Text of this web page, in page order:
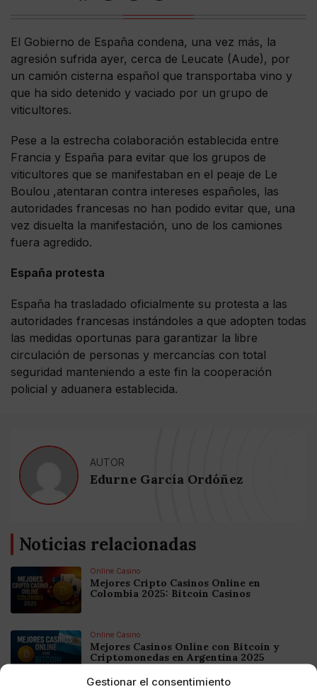
Gestionar el consentimiento
El Gobierno de España condena, una vez más, la
agresión sufrida ayer, cerca de Leucate (Aude), por
un camión cisterna español que transportaba vino y
que ha sido detenido y vaciado por un grupo de
viticultores.
Pese a la estrecha colaboración establecida entre
Francia y España para evitar que los grupos de
viticultores que se manifestaban en el peaje de Le
Boulou ,atentaran contra intereses españoles, las
autoridades francesas no han podido evitar que, una
vez disuelta la manifestación, uno de los camiones
fuera agredido.
España protesta
España ha trasladado oficialmente su protesta a las
autoridades francesas instándoles a que adopten todas
las medidas oportunas para garantizar la libre
circulación de personas y mercancías con total
seguridad manteniendo a este fin la cooperación
policial y aduanera establecida.
AUTOR
Edurne García Ordóñez
Noticias relacionadas
Online Casino
Mejores Cripto Casinos Online en
Colombia 2025: Bitcoin Casinos
Online Casino
Mejores Casinos Online con Bitcoin y
Criptomonedas en Argentina 2025